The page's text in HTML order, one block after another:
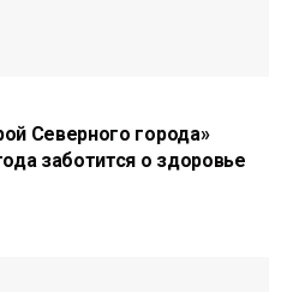
Северного города»
заботится о здоровье